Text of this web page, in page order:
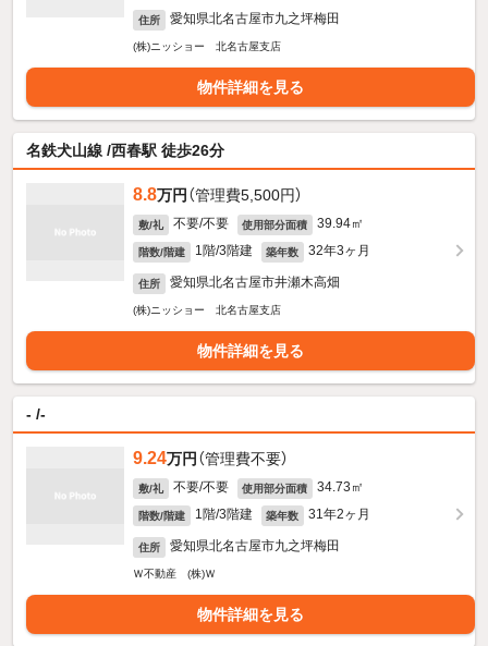
住所 愛知県北名古屋市九之坪梅田
(株)ニッショー 北名古屋支店
物件詳細を見る
名鉄犬山線 /西春駅 徒歩26分
8.8万円 （管理費5,500円）
敷/礼 不要/不要 使用部分面積 39.94㎡
階数/階建 1階/3階建 築年数 32年3ヶ月
住所 愛知県北名古屋市井瀬木高畑
(株)ニッショー 北名古屋支店
物件詳細を見る
- /-
9.24万円 （管理費不要）
敷/礼 不要/不要 使用部分面積 34.73㎡
階数/階建 1階/3階建 築年数 31年2ヶ月
住所 愛知県北名古屋市九之坪梅田
Ｗ不動産 (株)Ｗ
物件詳細を見る